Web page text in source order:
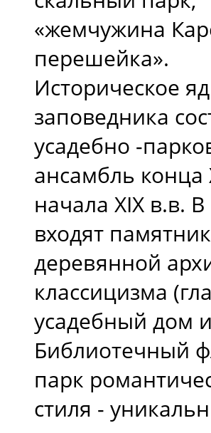
«жемчужина
перешейка».
Историческое
заповедника
усадебно -
ансамбль конца
начала ХIХ в.в. В
входят
деревянной
классицизма
усадебный дом и
Библиотечный
парк
стиля -